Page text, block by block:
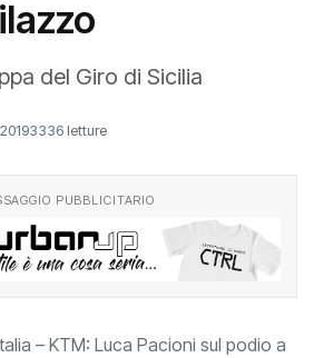
del Giro di Sicilia
3336 letture
PUBBLICITARIO